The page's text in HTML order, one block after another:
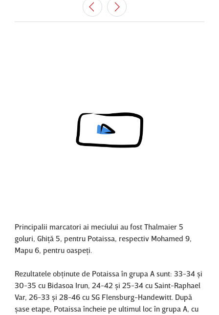
Principalii marcatori ai meciului au fost Thalmaier 5
goluri, Ghiţă 5, pentru Potaissa, respectiv Mohamed 9,
Mapu 6, pentru oaspeţi.
Rezultatele obţinute de Potaissa în grupa A sunt: 33-34 şi
30-35 cu Bidasoa Irun, 24-42 şi 25-34 cu Saint-Raphael
Var, 26-33 şi 28-46 cu SG Flensburg-Handewitt. După
şase etape, Potaissa încheie pe ultimul loc în grupa A, cu